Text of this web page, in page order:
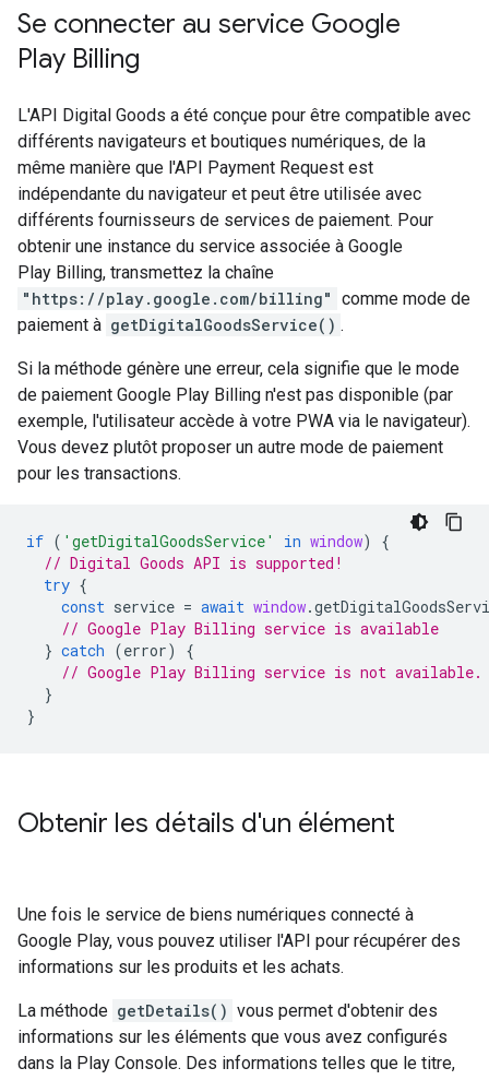
Se connecter au service Google
Play Billing
L'API Digital Goods a été conçue pour être compatible avec
différents navigateurs et boutiques numériques, de la
même manière que l'API Payment Request est
indépendante du navigateur et peut être utilisée avec
différents fournisseurs de services de paiement. Pour
obtenir une instance du service associée à Google
Play Billing, transmettez la chaîne
"https://play.google.com/billing" comme mode de
paiement à getDigitalGoodsService() .
Si la méthode génère une erreur, cela signifie que le mode
de paiement Google Play Billing n'est pas disponible (par
exemple, l'utilisateur accède à votre PWA via le navigateur).
Vous devez plutôt proposer un autre mode de paiement
pour les transactions.
if ( 'getDigitalGoodsService' in window)
{
// Digital Goods API is supported!
try {
const service = await window.
// Google Play Billing service is available
} catch (error)
{
// Google Play Billing service is not available.
}
}
Obtenir les détails d'un élément
Une fois le service de biens numériques connecté à
Google Play, vous pouvez utiliser l'API pour récupérer des
informations sur les produits et les achats.
La méthode getDetails() vous permet d'obtenir des
informations sur les éléments que vous avez configurés
dans la Play Console. Des informations telles que le titre,